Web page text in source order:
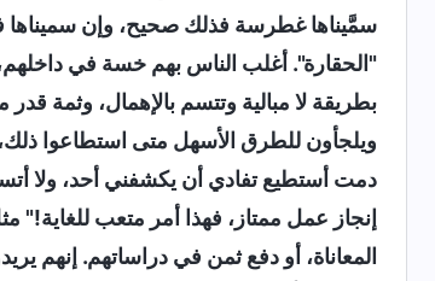
سمَّيناها غطرسة فذلك صحيح، وإن سميناها
"الحقارة". أغلب الناس بهم خسة في
بطريقة لا مبالية وتتسم بالإهمال، وثمة
ويلجأون للطرق الأسهل متى استطاعوا
دمت أستطيع تفادي أن يكشفني أحد، ولا
إنجاز عمل ممتاز، فهذا أمر متعب للغاية!"
المعاناة، أو دفع ثمن في دراساتهم. إنهم